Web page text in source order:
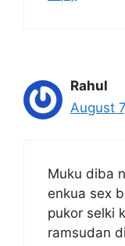
Rahul
August
Muku diba
enkua sex
pukor selki
ramsudan